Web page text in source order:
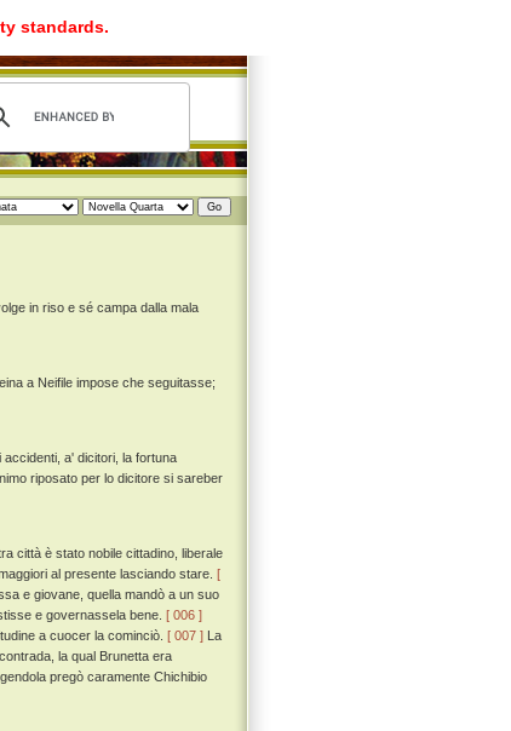
standards.
in riso e sé campa dalla mala
a Neifile impose che seguitasse;
a' dicitori, la fortuna
riposato per lo dicitore si sareber
città è stato nobile cittadino, liberale
al presente lasciando stare. [
e giovane, quella mandò a un suo
e governassela bene. [ 006 ]
a cuocer la cominciò. [ 007 ] La
la qual Brunetta era
pregò caramente Chichibio